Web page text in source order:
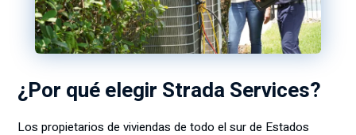
¿Por qué elegir Strada Services?
Los propietarios de viviendas de todo el sur de Estados